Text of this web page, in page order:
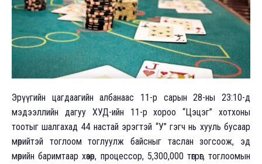
Эрүүгийн цагдаагийн албанаас 11-р сарын 28-ны 23:10-д
мэдээллийн дагуу ХУД-ийн 11-р хороо “Цэцэг” хотхоны
тоотыг шалгахад 44 настай эрэгтэй “У” гэгч нь хууль бусаар
мөрийтэй тоглоом тоглуулж байсныг таслан зогсоож, эд
мөрийн баримтаар хөзөр, процессор, 5,300,000 төгрөг, тоглоомын